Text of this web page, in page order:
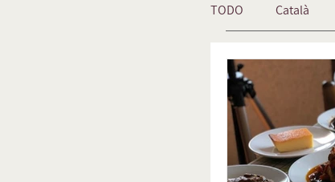
TODO Català